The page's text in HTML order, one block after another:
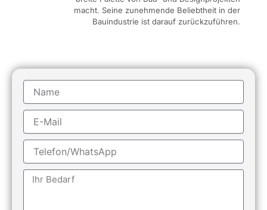
macht. Seine zunehmende Beliebtheit in der
Bauindustrie ist darauf zurückzuführen.
Name
E-
Mail
Telefon/WhatsApp
Nachricht